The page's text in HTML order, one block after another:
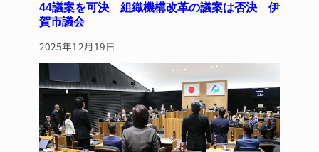
44議案を可決 組織機構改革の議案は否決 伊
賀市議会
2025年12月19日